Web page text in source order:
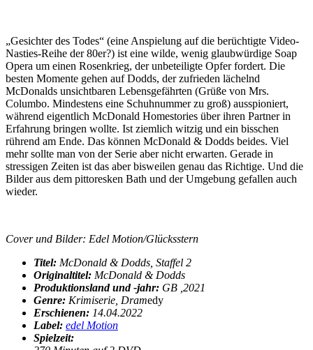
„Gesichter des Todes“ (eine Anspielung auf die berüchtigte Video-
Nasties-Reihe der 80er?) ist eine wilde, wenig glaubwürdige Soap
Opera um einen Rosenkrieg, der unbeteiligte Opfer fordert. Die
besten Momente gehen auf Dodds, der zufrieden lächelnd
McDonalds unsichtbaren Lebensgefährten (Grüße von Mrs.
Columbo. Mindestens eine Schuhnummer zu groß) ausspioniert,
während eigentlich McDonald Homestories über ihren Partner in
Erfahrung bringen wollte. Ist ziemlich witzig und ein bisschen
rührend am Ende. Das können McDonald & Dodds beides. Viel
mehr sollte man von der Serie aber nicht erwarten. Gerade in
stressigen Zeiten ist das aber bisweilen genau das Richtige. Und die
Bilder aus dem pittoresken Bath und der Umgebung gefallen auch
wieder.
Cover und Bilder: Edel Motion/Glücksstern
Titel: McDonald & Dodds, Staffel 2
Originaltitel: McDonald & Dodds
Produktionsland und -jahr: GB ,2021
Genre: Krimiserie, Dramedy
Erschienen: 14.04.2022
Label: edel Motion
Spielzeit: